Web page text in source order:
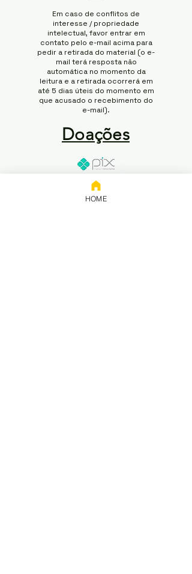
Em caso de conflitos de
interesse / propriedade
intelectual, favor entrar em
contato pelo e-mail acima para
pedir a retirada do material (o e-
mail terá resposta não
automática no momento da
leitura e a retirada ocorrerá em
até 5 dias úteis do momento em
que acusado o recebimento do
e-mail).
Doações
Chave:
65.258.416/0001-50
HOME